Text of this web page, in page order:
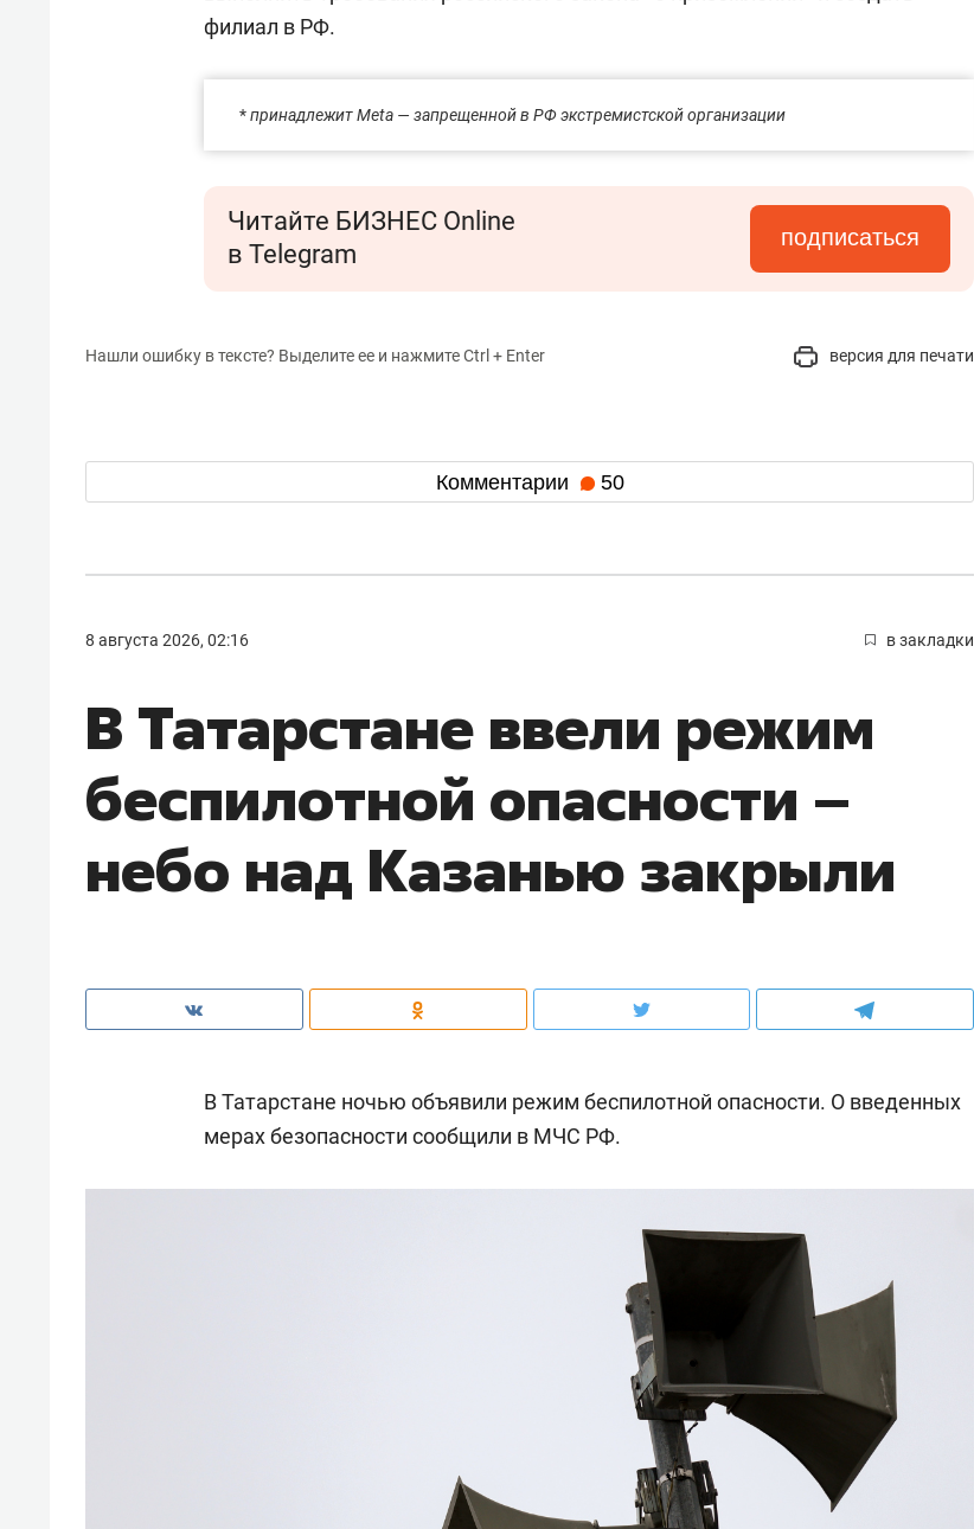
филиал в РФ.
*принадлежит Meta — запрещенной в РФ экстремистской организации
Читайте БИЗНЕС Online
в Telegram
подписаться
Нашли ошибку в тексте? Выделите ее и нажмите Ctrl + Enter версия для печати
Комментарии 50
8 августа 2026, 02:16 в закладки
В Татарстане ввели режим
беспилотной опасности –
небо над Казанью закрыли
В Татарстане ночью объявили режим беспилотной опасности. О введенных
мерах безопасности сообщили в МЧС РФ.